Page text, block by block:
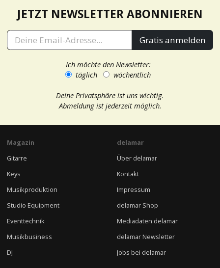
JETZT NEWSLETTER ABONNIEREN
Gratis anmelden
Ich möchte den Newsletter:
täglich
wöchentlich
Deine Privatsphäre ist uns wichtig.
Abmeldung ist jederzeit möglich.
Magazin
Gitarre
Keys
Musikproduktion
Studio Equipment
Eventtechnik
Musikbusiness
DJ
delamar
Über delamar
Kontakt
Impressum
delamar Shop
Mediadaten delamar
delamar Newsletter
Jobs bei delamar